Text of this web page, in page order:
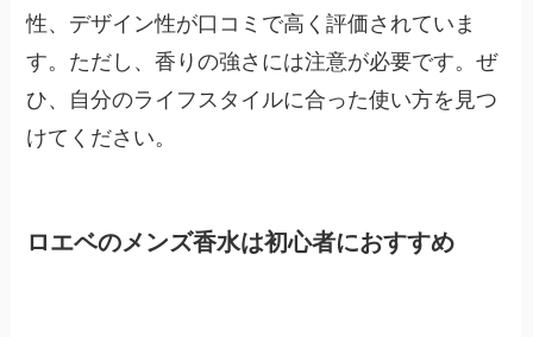
性、デザイン性が口コミで高く評価されていま
す。ただし、香りの強さには注意が必要です。ぜ
ひ、自分のライフスタイルに合った使い方を見つ
けてください。
ロエベのメンズ香水は初心者におすすめ